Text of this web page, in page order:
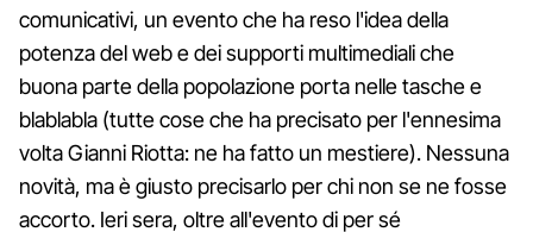
comunicativi, un evento che ha reso l'idea della
potenza del web e dei supporti multimediali che
buona parte della popolazione porta nelle tasche e
blablabla (tutte cose che ha precisato per l'ennesima
volta Gianni Riotta: ne ha fatto un mestiere). Nessuna
novità, ma è giusto precisarlo per chi non se ne fosse
accorto. Ieri sera, oltre all'evento di per sé